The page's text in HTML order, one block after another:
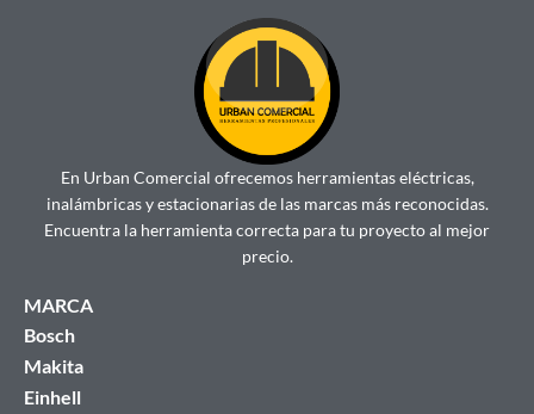
En Urban Comercial ofrecemos herramientas eléctricas,
inalámbricas y estacionarias de las marcas más reconocidas.
Encuentra la herramienta correcta para tu proyecto al mejor
precio.
MARCA
Bosch
Makita
Einhell